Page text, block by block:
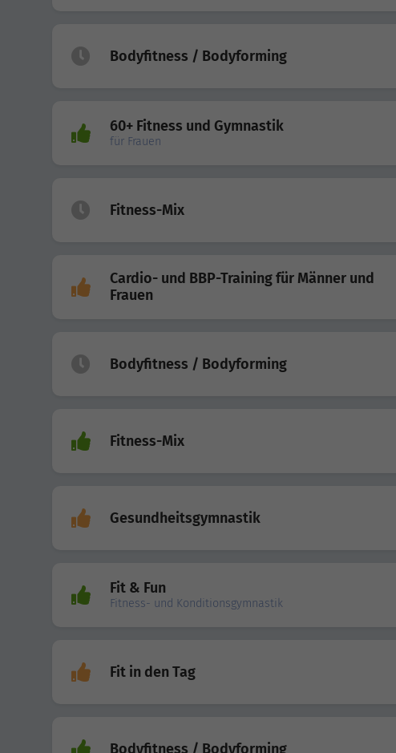
Bodyfitness / Bodyforming
60+ Fitness und Gymnastik
für Frauen
Fitness-Mix
Cardio- und BBP-Training für Männer und
Frauen
Bodyfitness / Bodyforming
Fitness-Mix
Gesundheitsgymnastik
Fit & Fun
Fitness- und Konditionsgymnastik
Fit in den Tag
Bodyfitness / Bodyforming